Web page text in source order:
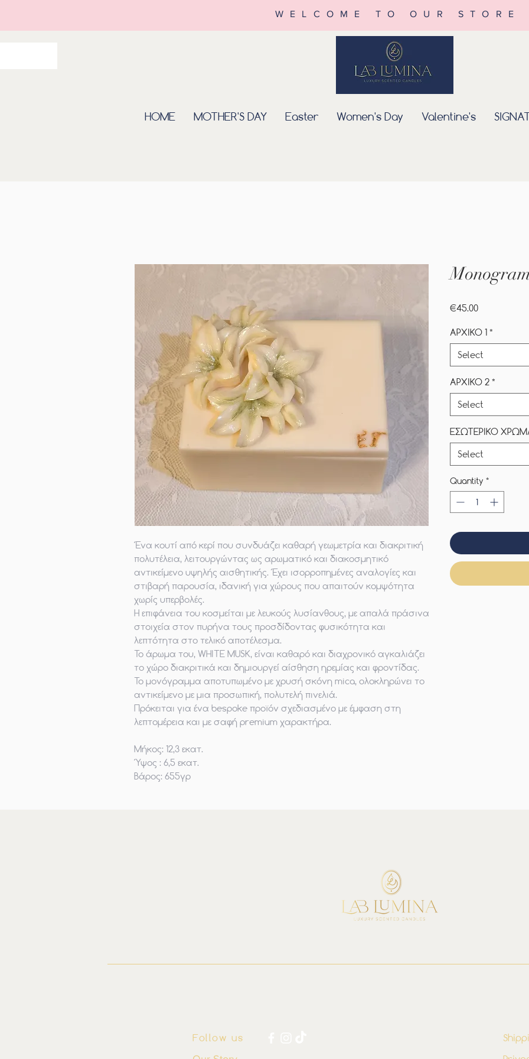
WELCOME TO OUR STORE
HOME MOTHER'S DAY Easter Women's Day Valentine's
Ένα κουτί από κερί που συνδυάζει καθαρή γεωμετρία και διακριτική
πολυτέλεια, λειτουργώντας ως αρωματικό και διακοσμητικό
αντικείμενο υψηλής αισθητικής. Έχει ισορροπημένες αναλογίες και
στιβαρή παρουσία, ιδανική για χώρους που απαιτούν κομψότητα
χωρίς υπερβολές.
Η επιφάνεια του κοσμείται με λευκούς λυσίανθους, με απαλά πράσινα
στοιχεία στον πυρήνα τους προσδίδοντας φυσικότητα και
λεπτότητα στο τελικό αποτέλεσμα.
Το άρωμα του, WHITE MUSK, είναι καθαρό και διαχρονικό αγκαλιάζει
το χώρο διακριτικά και δημιουργεί αίσθηση ηρεμίας και φροντίδας.
Το μονόγραμμα αποτυπωμένο με χρυσή σκόνη mica, ολοκληρώνει το
αντικείμενο με μια προσωπική, πολυτελή πινελιά.
Πρόκειται για ένα bespoke προϊόν σχεδιασμένο με έμφαση στη
λεπτομέρεια και με σαφή premium χαρακτήρα.
Μήκος: 12,3 εκατ.
Ύψος : 6,5 εκατ.
Βάρος: 655γρ
€45.00Price
ΑΡΧΙΚΟ 1 *
Select
ΑΡΧΙΚΟ 2 *
Select
ΕΣΩΤΕΡΙΚΟ
Select
Quantity *
Follow us